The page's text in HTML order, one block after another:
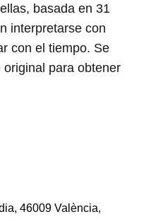
basada en 31
interpretarse con
con el tiempo. Se
para obtener
46009 València,